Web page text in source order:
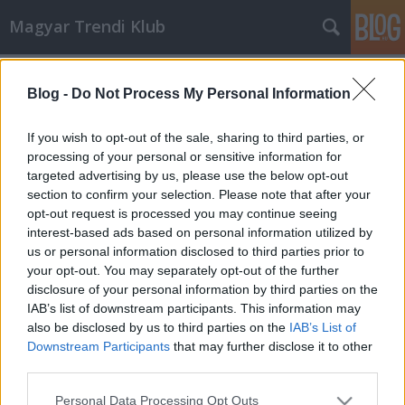
Blog - Do Not Process My Personal Information
If you wish to opt-out of the sale, sharing to third parties, or
processing of your personal or sensitive information for
targeted advertising by us, please use the below opt-out
section to confirm your selection. Please note that after your
opt-out request is processed you may continue seeing
interest-based ads based on personal information utilized by
us or personal information disclosed to third parties prior to
your opt-out. You may separately opt-out of the further
disclosure of your personal information by third parties on the
IAB’s list of downstream participants. This information may
also be disclosed by us to third parties on the IAB’s List of
Downstream Participants that may further disclose it to other
Please note that this website/app uses one or more Google
Personal Data Processing Opt Outs
Magyar Trendi Klub
mtklub.hu•2009. március 04.
A tavalyi élményektől megszédülve ismét útnak
indultunk szombaton Mohács felé, végigélvezni azt a
- számunkra - két napot, melyen a mohácsi nép
megünnepli a törökök kiűzését, és egyben
búcsúztatják a telet. Hosszas ujjkoptató beszámolót
idén nem szándékozok…
A Duna nyomában
mtklub.hu•2008. június 05.